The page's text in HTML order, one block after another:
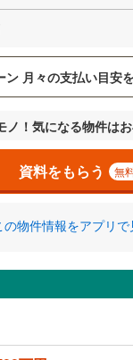
ン 月々の支払い目安
借り入れ可能です
までを条件としてい
ノ！気になる物件はお
資料をもらう 無
の物件情報をアプリで